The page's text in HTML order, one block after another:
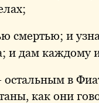
смертью; и
и дам каждому
в
, как они